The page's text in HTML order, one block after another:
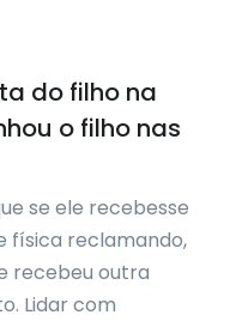
do filho na
o filho nas
se ele recebesse
física reclamando,
recebeu outra
Lidar com